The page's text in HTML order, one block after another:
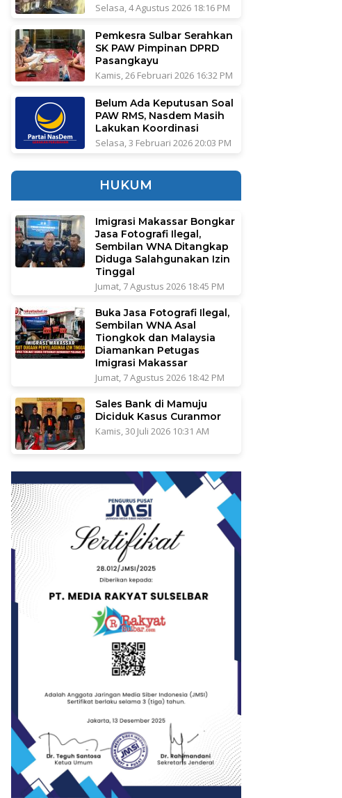
Selasa, 4 Agustus 2026 18:16 PM
Pemkesra Sulbar Serahkan
SK PAW Pimpinan DPRD
Pasangkayu
Kamis, 26 Februari 2026 16:32 PM
Belum Ada Keputusan Soal
PAW RMS, Nasdem Masih
Lakukan Koordinasi
Selasa, 3 Februari 2026 20:03 PM
HUKUM
Imigrasi Makassar Bongkar
Jasa Fotografi Ilegal,
Sembilan WNA Ditangkap
Diduga Salahgunakan Izin
Tinggal
Jumat, 7 Agustus 2026 18:45 PM
Buka Jasa Fotografi Ilegal,
Sembilan WNA Asal
Tiongkok dan Malaysia
Diamankan Petugas
Imigrasi Makassar
Jumat, 7 Agustus 2026 18:42 PM
Sales Bank di Mamuju
Diciduk Kasus Curanmor
Kamis, 30 Juli 2026 10:31 AM